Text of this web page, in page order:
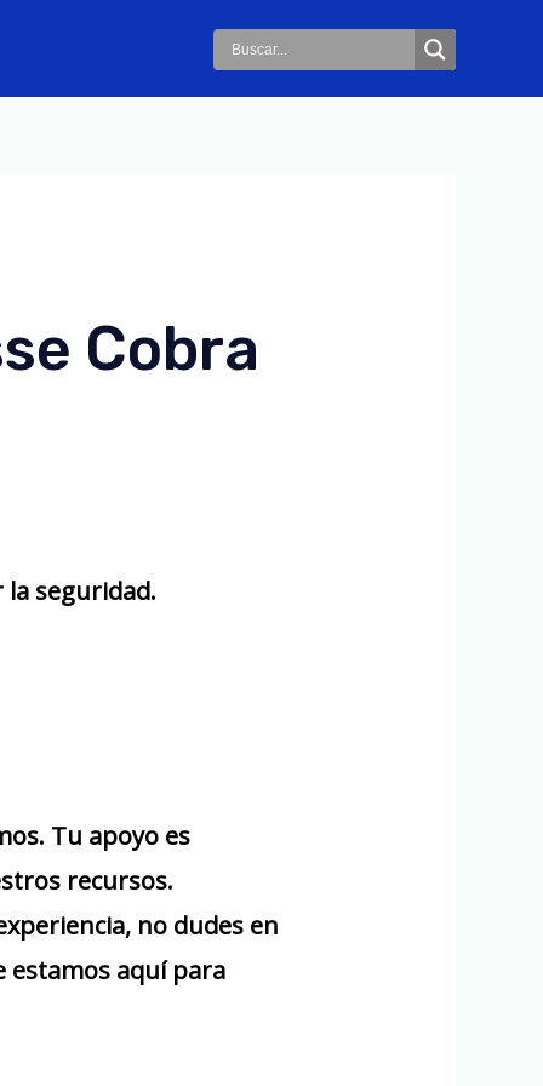
Cobra
seguridad.
Tu apoyo es
recursos.
no dudes en
aquí para